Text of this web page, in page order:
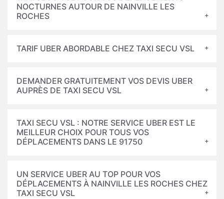
NOCTURNES AUTOUR DE NAINVILLE LES
ROCHES
TARIF UBER ABORDABLE CHEZ TAXI SECU VSL
DEMANDER GRATUITEMENT VOS DEVIS UBER
AUPRÈS DE TAXI SECU VSL
TAXI SECU VSL : NOTRE SERVICE UBER EST LE
MEILLEUR CHOIX POUR TOUS VOS
DÉPLACEMENTS DANS LE 91750
UN SERVICE UBER AU TOP POUR VOS
DÉPLACEMENTS À NAINVILLE LES ROCHES CHEZ
TAXI SECU VSL